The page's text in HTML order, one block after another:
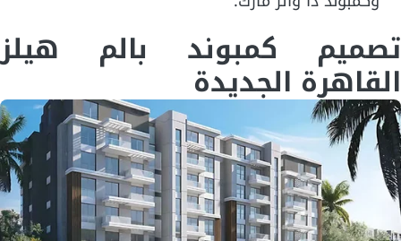
تصميم كمبوند بالم هيلز
القاهرة الجديدة